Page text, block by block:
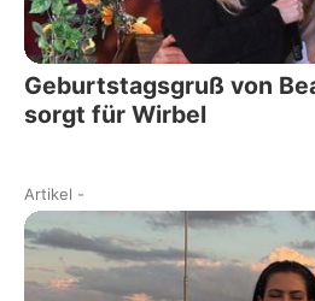
Geburtstagsgruß von
sorgt für Wirbel
Artikel -